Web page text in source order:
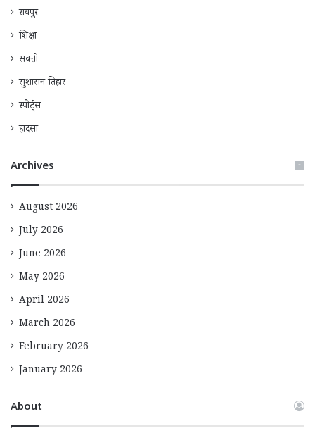
रायपुर
शिक्षा
सक्ती
सुशासन तिहार
स्पोर्ट्स
हादसा
Archives
August 2026
July 2026
June 2026
May 2026
April 2026
March 2026
February 2026
January 2026
About